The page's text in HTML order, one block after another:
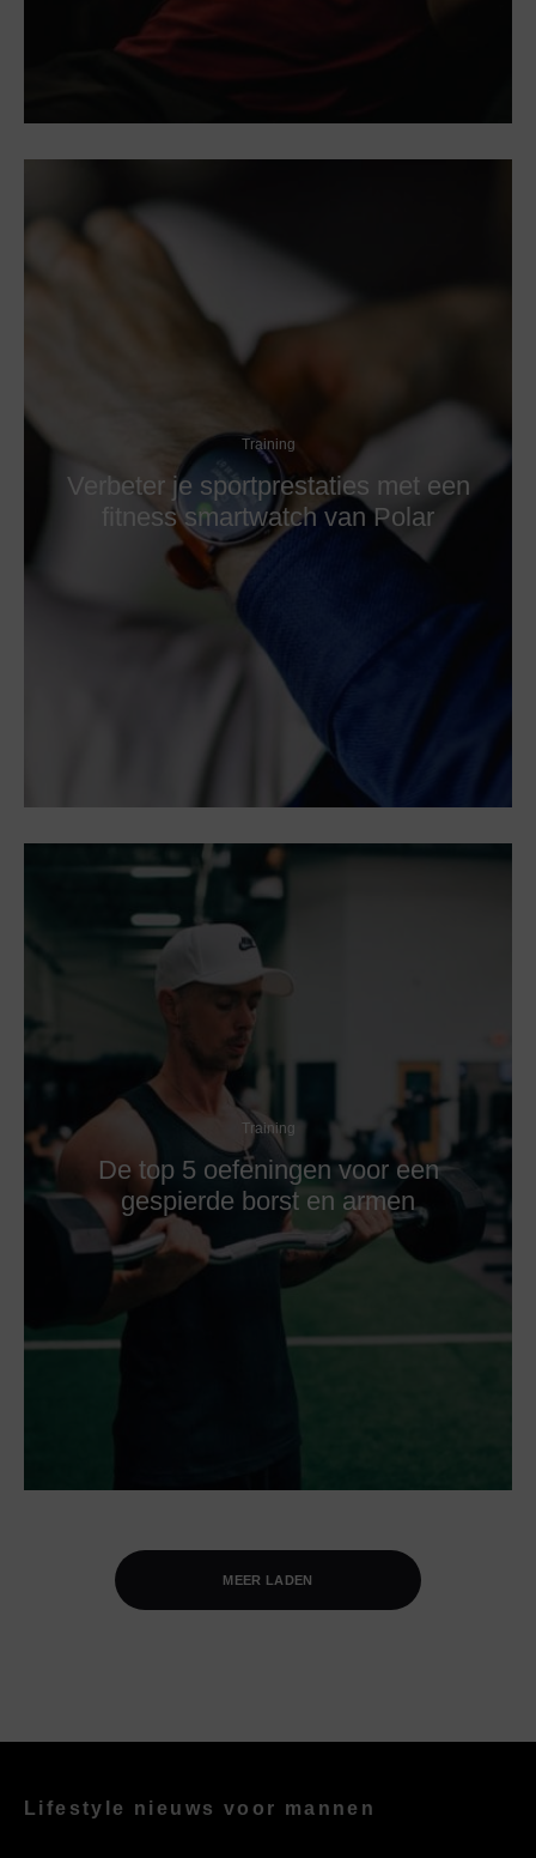
Training
Verbeter je sportprestaties met een
fitness smartwatch van Polar
Training
De top 5 oefeningen voor een
gespierde borst en armen
MEER LADEN
Lifestyle nieuws voor mannen